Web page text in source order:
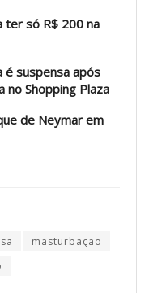
ter só R$ 200 na
é suspensa após
no Shopping Plaza
de Neymar em
masturbação